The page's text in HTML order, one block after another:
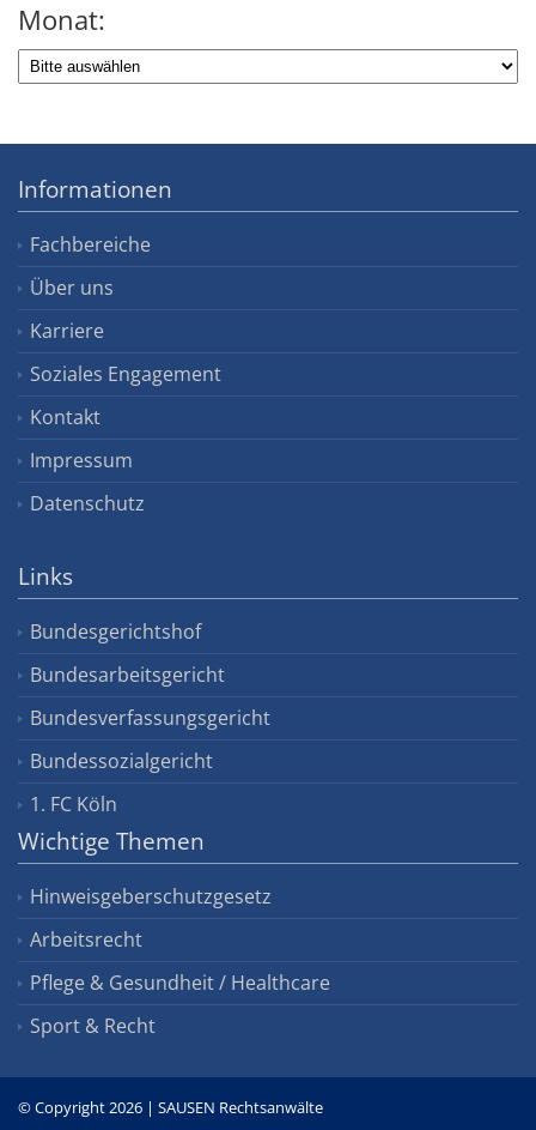
Monat:
Informationen
Fachbereiche
Über uns
Karriere
Soziales Engagement
Kontakt
Impressum
Datenschutz
Links
Bundesgerichtshof
Bundesarbeitsgericht
Bundesverfassungsgericht
Bundessozialgericht
1. FC Köln
Wichtige Themen
Hinweisgeberschutzgesetz
Arbeitsrecht
Pflege & Gesundheit / Healthcare
Sport & Recht
© Copyright 2026 | SAUSEN Rechtsanwälte